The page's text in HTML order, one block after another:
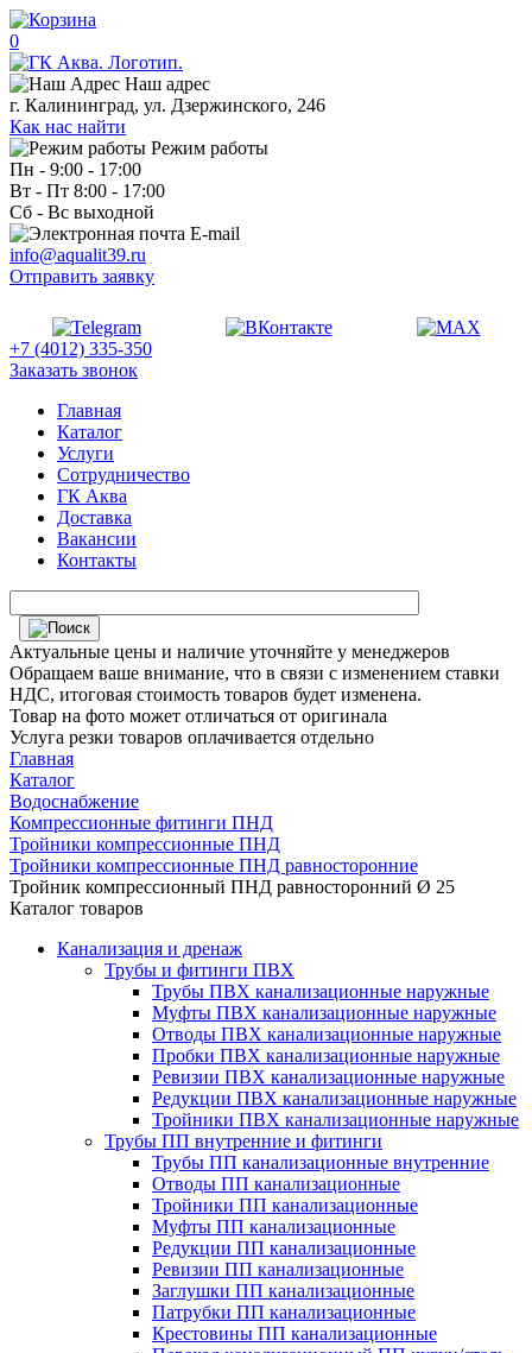
0
Наш адрес
г. Калининград, ул. Дзержинского, 246
Как нас найти
Режим работы
Пн - 9:00 - 17:00
Вт - Пт 8:00 - 17:00
Сб - Вс выходной
E-mail
info@aqualit39.ru
Отправить заявку
+7 (4012) 335-350
Заказать звонок
Главная
Каталог
Услуги
Сотрудничество
ГК Аква
Доставка
Вакансии
Контакты
Актуальные цены и наличие уточняйте у менеджеров
Обращаем ваше внимание, что в связи с изменением ставки
НДС, итоговая стоимость товаров будет изменена.
Товар на фото может отличаться от оригинала
Услуга резки товаров оплачивается отдельно
Главная
Каталог
Водоснабжение
Компрессионные фитинги ПНД
Тройники компрессионные ПНД
Тройники компрессионные ПНД равносторонние
Тройник компрессионный ПНД равносторонний Ø 25
Каталог товаров
Канализация и дренаж
Трубы и фитинги ПВХ
Трубы ПВХ канализационные наружные
Муфты ПВХ канализационные наружные
Отводы ПВХ канализационные наружные
Пробки ПВХ канализационные наружные
Ревизии ПВХ канализационные наружные
Редукции ПВХ канализационные наружные
Тройники ПВХ канализационные наружные
Трубы ПП внутренние и фитинги
Трубы ПП канализационные внутренние
Отводы ПП канализационные
Тройники ПП канализационные
Муфты ПП канализационные
Редукции ПП канализационные
Ревизии ПП канализационные
Заглушки ПП канализационные
Патрубки ПП канализационные
Крестовины ПП канализационные